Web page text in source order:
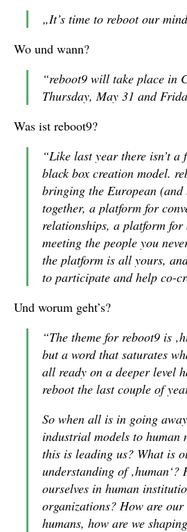
„It’s time to reboot our
Wo und wann?
“reboot9 will take place in
Thursday, May 31 and
Was ist reboot9?
“Like last year there isn’t
black box creation model.
bringing the European (and
together, a platform for
relationships, a platform
meeting the people you
the platform is all yours,
to participate and help co-
Und worum geht’s?
“The theme for reboot9 is
but a word that saturates
all ready on a deeper level
reboot the last couple of
So when all is in going
industrial models to human
this is leading us? What is
understanding of ‚human‘?
ourselves in human
organizations? How are
humans, how are we